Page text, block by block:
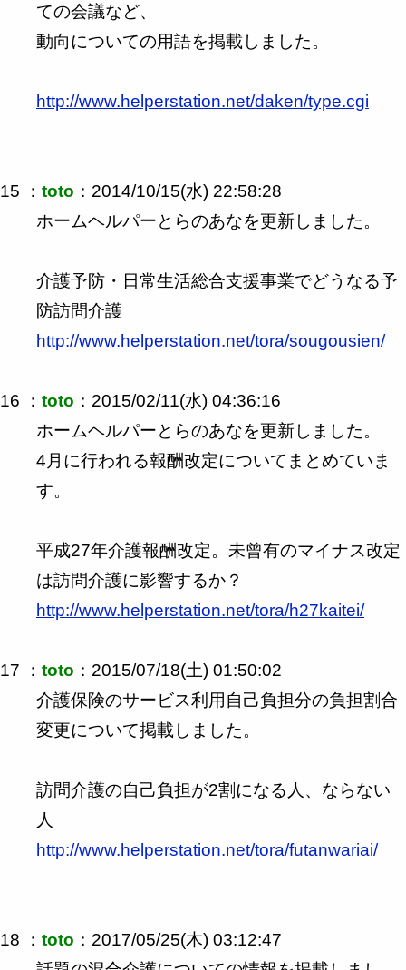
ての会議など、
動向についての用語を掲載しました。
http://www.helperstation.net/daken/type.cgi
15 ： toto ：2014/10/15(水) 22:58:28
ホームヘルパーとらのあなを更新しました。
介護予防・日常生活総合支援事業でどうなる予
防訪問介護
http://www.helperstation.net/tora/sougousien/
16 ： toto ：2015/02/11(水) 04:36:16
ホームヘルパーとらのあなを更新しました。
4月に行われる報酬改定についてまとめていま
す。
平成27年介護報酬改定。未曾有のマイナス改定
は訪問介護に影響するか？
http://www.helperstation.net/tora/h27kaitei/
17 ： toto ：2015/07/18(土) 01:50:02
介護保険のサービス利用自己負担分の負担割合
変更について掲載しました。
訪問介護の自己負担が2割になる人、ならない
人
http://www.helperstation.net/tora/futanwariai/
18 ： toto ：2017/05/25(木) 03:12:47